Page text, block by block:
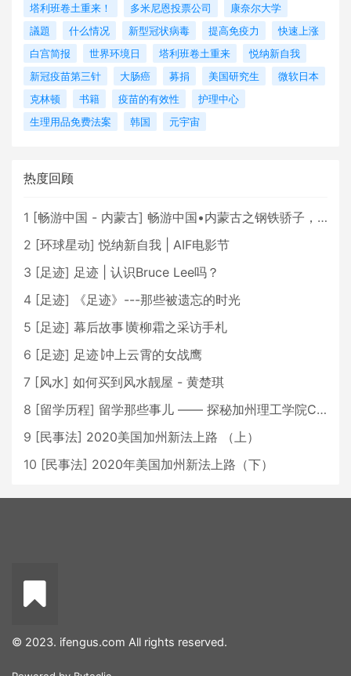
塔利班卷土重来！
多米尼恩投票公司
康奈尔大学
議題
什么情况 新型冠状病毒 提高免疫力
快速上涨
白宫简报
世界环境日 塔利班卷土重来
悦纳新自我
新冠疫苗第三针
大肠癌 募捐 美国研究生
微软日本
克林顿
书籍 疫苗的有效性
护理中心
生理用品免费法案
韩国 元宇宙
热度回顾
1 [畅游中国 - 内蒙古] 畅游中国•内蒙古之钢铁骄子，魅力包头
2 [环球星动] 悦纳新自我 | AIF电影节
3 [足迹] 足迹 | 认识Bruce Lee吗？
4 [足迹]
《足迹》---那些被遗忘的时光
5 [足迹] 幕后故事∣黄柳霜之采访手札
6 [足迹] 足迹∣冲上云霄的女战鹰
7 [风水] 如何买到风水靓屋 - 黄楚琪
8 [留学历程] 留学那些事儿 —— 探秘加州理工学院Caltech博士生活 [上集]
9 [民事法] 2020美国加州新法上路 （上）
10 [民事法] 2020年美国加州新法上路（下）
© 2023. ifengus.com All rights reserved.